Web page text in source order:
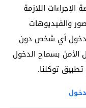
اللازمة
والفيديوهات
دخول أي شخص دون
الأمن بسماح الدخول
توكلنا.